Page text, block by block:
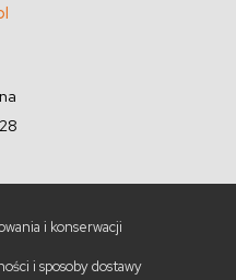
i konserwacji
i sposoby dostawy